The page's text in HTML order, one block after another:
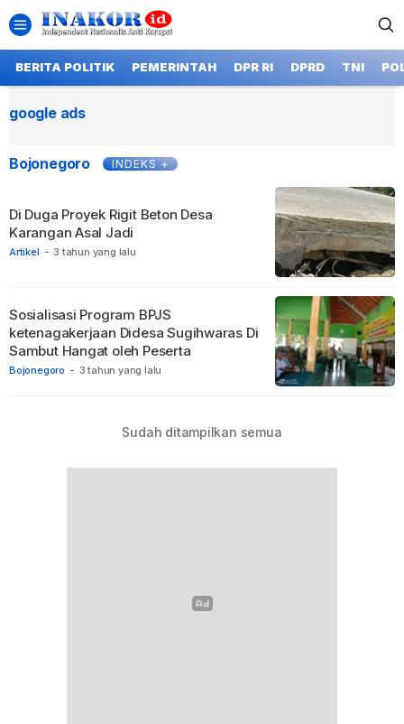
BERITA POLITIK PEMERINTAH DPR RI DPRD TNI
google ads
Bojonegoro INDEKS +
Artikel - 3 tahun yang lalu
Di Duga Proyek Rigit Beton Desa
Karangan Asal Jadi
Bojonegoro - 3 tahun yang lalu
Sosialisasi Program BPJS
ketenagakerjaan Didesa Sugihwaras Di
Sambut Hangat oleh Peserta
Sudah ditampilkan semua